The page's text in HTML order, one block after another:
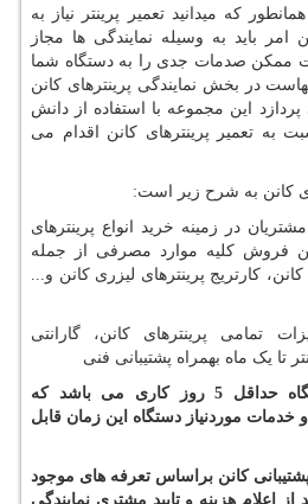
که میدانید تعمیر پرینتر نیاز به
باید به وسیله نمایندگی ها مجاز
ممکن صدمات جدی را به دستگاه شما
در بخش نمایندگی پرینترهای کانن
پردازد این مجموعه با استفاده از دانش
به تعمیر پرینترهای کانن اقدام می
کانن به شرح زیر است:
در زمینه خرید انواع پرینترهای
فروش کلیه موارد مصرفی از جمله
کارتریج پرینترهای لیزری کانن و...
تمامی پرینترهای کانن، گارانتی
تا یک ماه بهمراه پشتیبانی فنی
مدت زمان تعمیر هر دستگاه حداقل 5 روز کاری می باشد که
موردنیاز دستگاه این زمان قابل
کانن براساس تعرفه های موجود
اعلام هزینه و تایید مشتری نمایندگی